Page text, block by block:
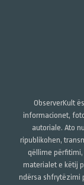
ObserverKult
informacionet,
autoriale. Ato
ripublikohen,
qëllime përfitimi,
materialet e këtij
ndërsa shfrytëzimi